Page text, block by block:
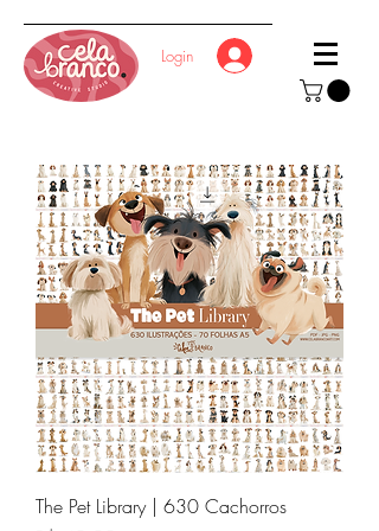
Login
The Pet Library | 630 Cachorros